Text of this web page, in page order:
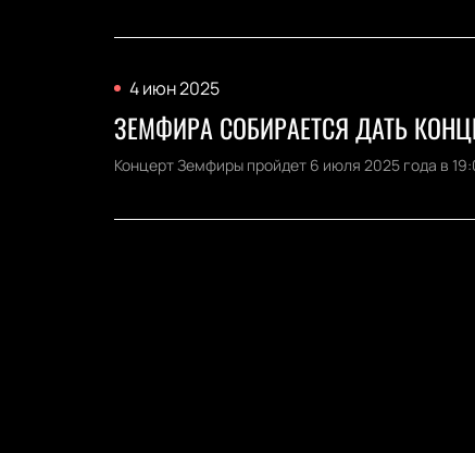
4 июн 2025
ЗЕМФИРА СОБИРАЕТСЯ ДАТЬ
Концерт Земфиры пройдет 6 июля 2025 года в